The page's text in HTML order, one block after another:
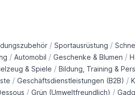
/ Sportausrüstung /
/ Automobil / Geschenke & Blumen /
& Spiele / Bildung, Training &
/ Geschäftsdienstleistungen (B2B) /
/ Grün (Umweltfreundlich) /